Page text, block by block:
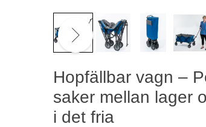
Hopfällbar vagn –
saker mellan lager
i det fria